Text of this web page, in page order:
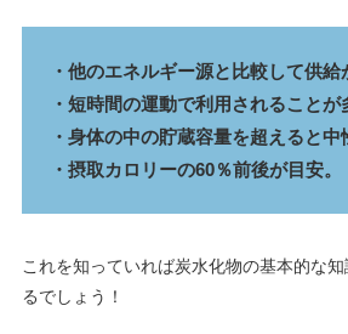
・他のエネルギー源と比較して供給
・短時間の運動で利用されることが
・身体の中の貯蔵容量を超えると中
・摂取カロリーの60％前後が目安。
これを知っていれば炭水化物の基本的な
るでしょう！